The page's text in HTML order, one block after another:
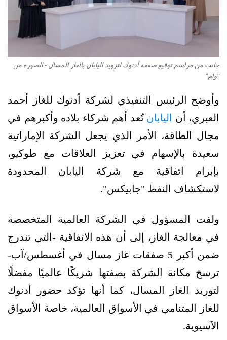
جانب من مراسم توقيع صفقة أدنوك لتزويد اليابان بالغاز المسال - الصورة من
"وام"
وأوضح الرئيس التنفيذي لشركة أدنوك للغاز أحمد
العبري، أن اليابان تُعد أهم شركاء بلاده وأكبرهم في
مجال الطاقة، الأمر الذي يجعل الشركة الإماراتية
سعيدة بالإسهام في تعزيز العلاقات مع طوكيو،
بإبرام اتفاقية مع شركة اليابان المحدودة
لاستكشاف النفط "جابيكس".
ولفت المسؤول في الشركة العالمية المتخصصة
في معالجة الغاز، إلى أن هذه الاتفاقية -التي تندرج
ضمن أكبر 5 صفقات غاز مسال في أغسطس/آب-
ترسخ مكانة الشركة بصفتها شريكًا عالميًا مفضلًا
لتوريد الغاز المسال، كما أنها تؤكد حضور أدنوك
للغاز المتنامي في الأسواق العالمية، خاصة الأسواق
الآسيوية.